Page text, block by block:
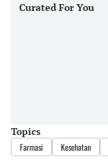
Curated For You
Topics
Farmasi Kesehatan